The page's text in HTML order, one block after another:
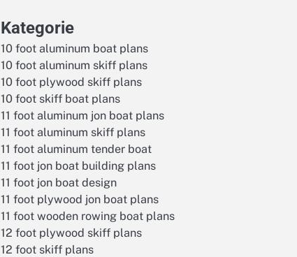
Kategorie
10 foot aluminum boat plans
10 foot aluminum skiff plans
10 foot plywood skiff plans
10 foot skiff boat plans
11 foot aluminum jon boat plans
11 foot aluminum skiff plans
11 foot aluminum tender boat
11 foot jon boat building plans
11 foot jon boat design
11 foot plywood jon boat plans
11 foot wooden rowing boat plans
12 foot plywood skiff plans
12 foot skiff plans